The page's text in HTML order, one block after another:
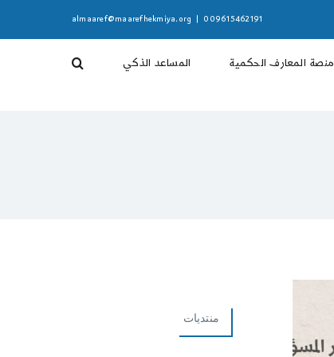
009615462191
almaaref@maarefhekmiya.org
منصة المعارف الحكمية المساعد الذكي
منتديات